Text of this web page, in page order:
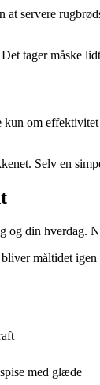
servere
tager måske
om
Selv en
din hverdag.
måltidet
med glæde